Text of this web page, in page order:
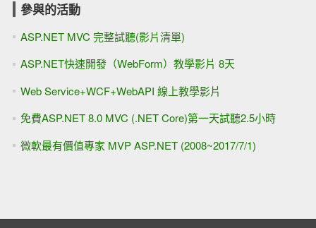
參與的活動
ASP.NET MVC 完整試聽(影片清單)
ASP.NET快速開發（WebForm）教學影片 8天
Web Service+WCF+WebAPI 線上教學影片
免費ASP.NET 8.0 MVC (.NET Core)第一天試聽2.5小時
微軟最有價值專家 MVP ASP.NET (2008~2017/7/1)